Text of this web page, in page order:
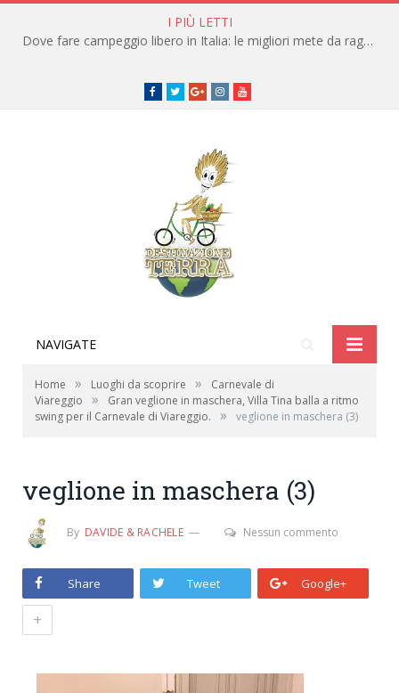
I PIÙ LETTI
Dove fare campeggio libero in Italia: le migliori mete da raggiungere in traghetto
Facebook
TwitterGoogle+instagramyoutube
NAVIGATE
Home » Luoghi da scoprire »
Carnevale di
Viareggio
»
Gran veglione in maschera, Villa Tina balla a ritmo
swing per il Carnevale di Viareggio.
» veglione in maschera (3)
veglione in maschera (3)
By DAVIDE & RACHELE Nessun commento
Share Tweet Google+
+